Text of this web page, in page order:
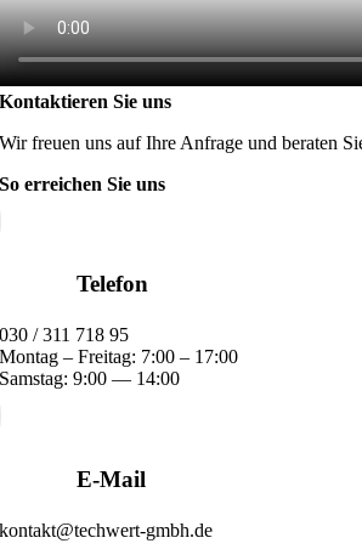
Kontaktieren Sie uns
Wir freuen uns auf Ihre Anfrage und beraten
So erreichen Sie uns
Telefon
030 / 311 718 95
Montag – Freitag: 7:00 – 17:00
Samstag: 9:00 — 14:00
E-Mail
kontakt@techwert-gmbh.de